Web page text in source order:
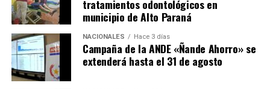
nefrológico, que actualmente se está construyendo
mediante una inversión de más de 3.000 millones de
guaraníes por parte de la Entidad Binacional Yacyretá.
tratamientos odontológicos en
municipio de Alto Paraná
NACIONALES Hace 3 días
Campaña de la ANDE «Ñande Ahorro» se
extenderá hasta el 31 de agosto